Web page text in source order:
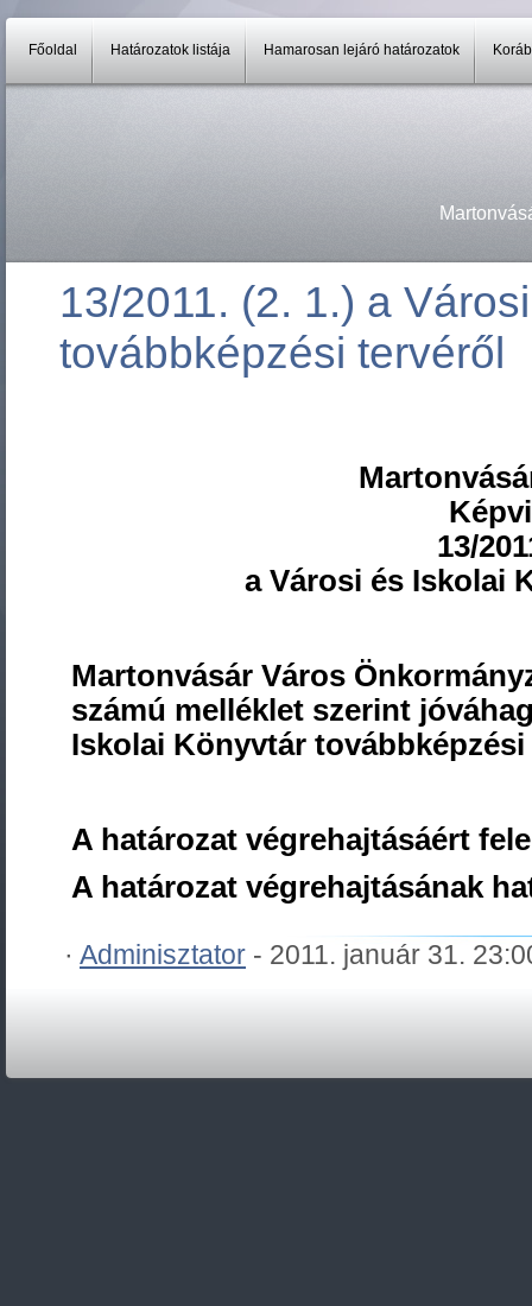
Főoldal Határozatok listája Hamarosan lejáró határozatok
13/2011. (2. 1.) a
továbbképzési tervéről
13/
a Városi és Iskolai
Martonvásár Város
számú melléklet szerint
Iskolai Könyvtár
A határozat végrehajtásáért
A határozat végrehajtásának
· Adminisztator - 2011. január 31.